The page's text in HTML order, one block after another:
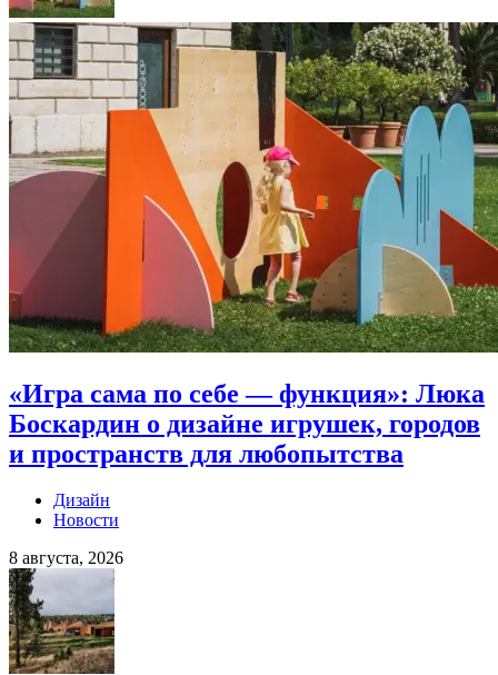
«Игра сама по себе — функция»: Люка
Боскардин о дизайне игрушек, городов
и пространств для любопытства
Дизайн
Новости
8 августа, 2026